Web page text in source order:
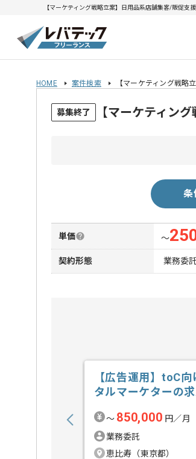
【マーケティング戦略立案】日用品系店舗集客/販促
HOME 案件検索 【マーケティング戦略
募集終了 【マーケティン
条
単価 〜
契約形態 業務委
【広告運用】toC向
タルマーケターの求
〜 850,000 円／月
業務委託
恵比寿（東京都）